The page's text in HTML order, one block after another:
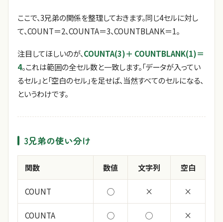
ここで、3兄弟の関係を整理しておきます。同じ4セルに対し
て、COUNT＝2、COUNTA＝3、COUNTBLANK＝1。
注目してほしいのが、COUNTA(3)＋ COUNTBLANK(1)＝
4。これは範囲の全セル数と一致します。「データが入ってい
るセル」と「空白のセル」を足せば、当然すべてのセルになる、
というわけです。
3兄弟の使い分け
関数 数値 文字列 空白
COUNT ◯ × ×
COUNTA ◯ ◯ ×